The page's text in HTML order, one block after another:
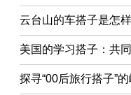
云台山的车搭子是怎
美国的学习搭子：共
探寻“00后旅行搭子”